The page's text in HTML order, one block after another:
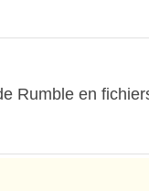
Rumble en